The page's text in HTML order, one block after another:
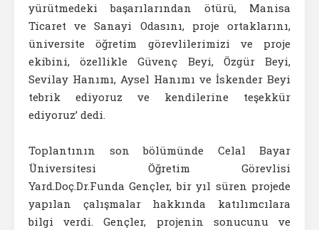
yürütmedeki başarılarından ötürü, Manisa
Ticaret ve Sanayi Odasını, proje ortaklarını,
üniversite öğretim görevlilerimizi ve proje
ekibini, özellikle Güvenç Beyi, Özgür Beyi,
Sevilay Hanımı, Aysel Hanımı ve İskender Beyi
tebrik ediyoruz ve kendilerine teşekkür
ediyoruz’ dedi.
Toplantının son bölümünde Celal Bayar
Üniversitesi Öğretim Görevlisi
Yard.Doç.Dr.Funda Gençler, bir yıl süren projede
yapılan çalışmalar hakkında katılımcılara
bilgi verdi. Gençler, projenin sonucunu ve